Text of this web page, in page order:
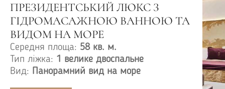
ПРЕЗИДЕНТСЬКИЙ ЛЮКС З
ГІДРОМАСАЖНОЮ ВАННОЮ ТА
ВИДОМ НА МОРЕ
Середня площа: 58 кв. м.
Тип ліжка: 1 велике двоспальне
Вид: Панорамний вид на море